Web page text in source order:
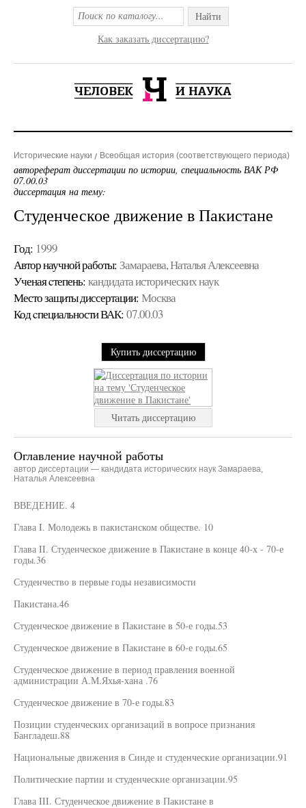
Найти
Как заказать диссертацию?
Исторические науки Всеобщая история (соответствующего периода)
автореферат диссертации по истории, специальность ВАК РФ
07.00.03
диссертация на тему:
Студенческое движение в Пакистане
Год: 1999
Автор научной работы: Замараева, Наталья Алексеевна
Ученая cтепень: кандидата исторических наук
Место защиты диссертации: Москва
Код cпециальности ВАК: 07.00.03
Купить диссертацию
Читать диссертацию
Оглавление научной работы
автор диссертации — кандидата исторических наук Замараева,
Наталья Алексеевна
ВВЕДЕНИЕ. 4
Глава I. Молодежь в пакистанском обществе. 10
Глава II. Студенческое движение в Пакистане в конце 40-х - 70-е
годы.36
Студенчество в первые годы независимости
Пакистана.46
Студенческое движение в Пакистане в 50-е годы.53
Студенческое движение в Пакистане в 60-е годы.65
Студенческое движение в период правления военной
администрации А.М.Яхья-хана .76
Студенческое движение в 70-е годы.83
Позиции студенческих организаций в вопросе признания
Бангладеш.88
Национальные движения в Синде и студенческие организации.91
Политические партии и студенческие организации.95
Глава III. Студенческое движение в Пакистане в